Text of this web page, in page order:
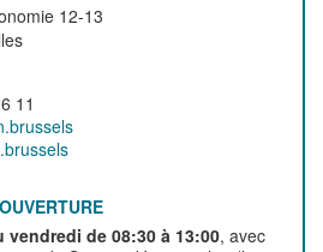
12-13
11
vendredi de 08:30 à 13:00, avec